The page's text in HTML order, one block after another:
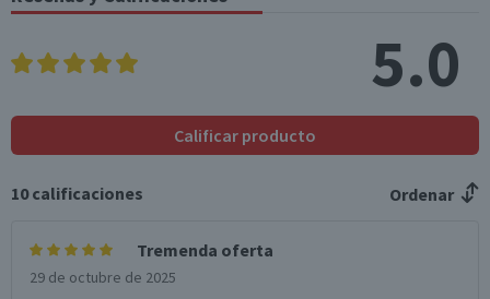
5.0
Calificar producto
10 calificaciones Ordenar
Tremenda oferta
29 de octubre de 2025